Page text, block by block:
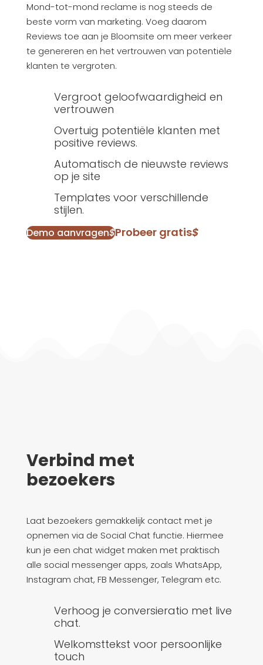
Mond-tot-mond reclame is nog steeds de
beste vorm van marketing. Voeg daarom
Reviews toe aan je Bloomsite om meer verkeer
te genereren en het vertrouwen van potentiële
klanten te vergroten.
Vergroot geloofwaardigheid en
vertrouwen
Overtuig potentiële klanten met
positive reviews.
Automatisch de nieuwste reviews
op je site
Templates voor verschillende
stijlen.
Demo aanvragen$Probeer gratis$
Verbind met
bezoekers
Laat bezoekers gemakkelijk contact met je
opnemen via de Social Chat functie. Hiermee
kun je een chat widget maken met praktisch
alle social messenger apps, zoals WhatsApp,
Instagram chat, FB Messenger, Telegram etc.
Verhoog je conversieratio met live
chat.
Welkomsttekst voor persoonlijke
touch